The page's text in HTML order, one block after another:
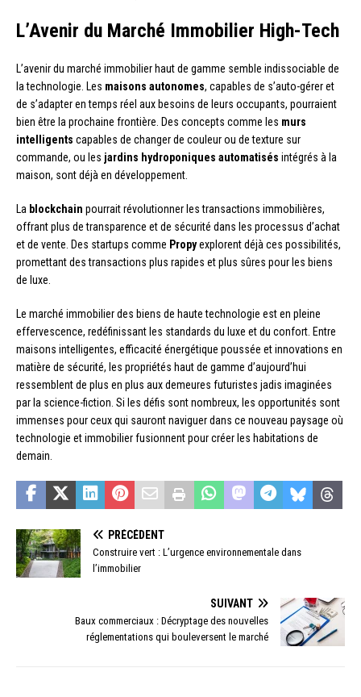
L’Avenir du Marché Immobilier High-Tech
L’avenir du marché immobilier haut de gamme semble indissociable de
la technologie. Les maisons autonomes, capables de s’auto-gérer et
de s’adapter en temps réel aux besoins de leurs occupants, pourraient
bien être la prochaine frontière. Des concepts comme les murs
intelligents capables de changer de couleur ou de texture sur
commande, ou les jardins hydroponiques automatisés intégrés à la
maison, sont déjà en développement.
La blockchain pourrait révolutionner les transactions immobilières,
offrant plus de transparence et de sécurité dans les processus d’achat
et de vente. Des startups comme Propyexplorent déjà ces possibilités,
promettant des transactions plus rapides et plus sûres pour les biens
de luxe.
Le marché immobilier des biens de haute technologie est en pleine
effervescence, redéfinissant les standards du luxe et du confort. Entre
maisons intelligentes, efficacité énergétique poussée et innovations en
matière de sécurité, les propriétés haut de gamme d’aujourd’hui
ressemblent de plus en plus aux demeures futuristes jadis imaginées
par la science-fiction. Si les défis sont nombreux, les opportunités sont
immenses pour ceux qui sauront naviguer dans ce nouveau paysage où
technologie et immobilier fusionnent pour créer les habitations de
demain.
PRÉCÉDENT
Construire vert : L’urgence environnementale dans
l’immobilier
SUIVANT
Baux commerciaux : Décryptage des nouvelles
réglementations qui bouleversent le marché